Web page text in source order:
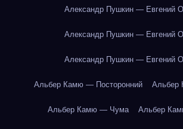
Александр Пушкин — Евгений
Александр Пушкин — Евгений
Александр Пушкин — Евгений
Альбер Камю — Посторонний
Альбер Камю — Чума Альбер